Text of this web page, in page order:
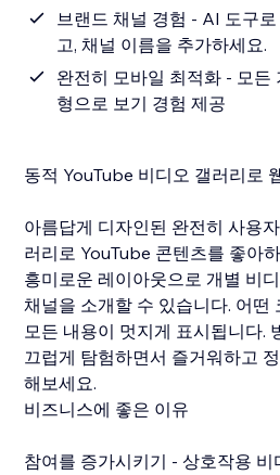
브랜드 채널 경험 - AI 도구
고, 채널 이름을 추가하세요.
완전히 모바일 최적화 - 모든
형으로 보기 경험 제공
동적 YouTube 비디오 갤러리로
아름답게 디자인된 완전히 사용
러리로 YouTube 콘텐츠를 좋아
흥미로운 레이아웃으로 개별 비
채널을 소개할 수 있습니다. 어떤
모든 내용이 멋지게 표시됩니다.
끄럽게 탐험하면서 즐거워하고
해보세요.
비즈니스에 좋은 이유
참여를 증가시키기 - 상호작용